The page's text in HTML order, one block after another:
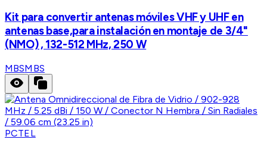
Kit para convertir antenas móviles VHF y UHF en
antenas base,para instalación en montaje de 3/4"
(NMO) , 132-512 MHz, 250 W
MBSMBS
PCTEL